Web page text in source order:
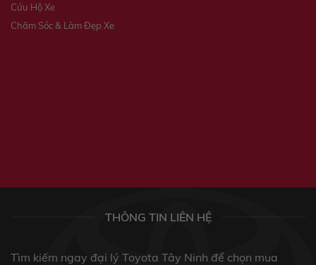
Cứu Hộ Xe
Chăm Sóc & Làm Đẹp Xe
THÔNG TIN LIÊN HỆ
Tìm kiếm ngay đại lý Toyota Tây Ninh để chọn mua